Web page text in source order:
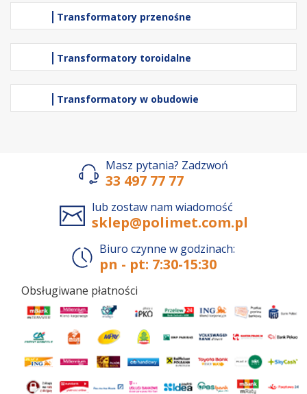
Transformatory przenośne
Transformatory toroidalne
Transformatory w obudowie
Masz pytania? Zadzwoń
33 497 77 77
lub zostaw nam wiadomość
sklep@polimet.com.pl
Biuro czynne w godzinach:
pn - pt: 7:30-15:30
Obsługiwane płatności